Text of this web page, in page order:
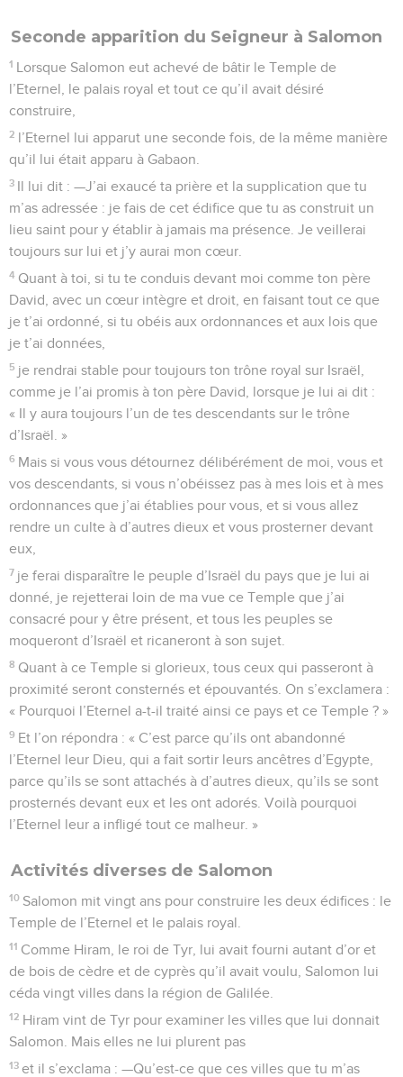
Seconde apparition du Seigneur à Salomon
1 Lorsque Salomon eut achevé de bâtir le Temple de
l’Eternel, le palais royal et tout ce qu’il avait désiré
construire,
2 l’Eternel lui apparut une seconde fois, de la même manière
qu’il lui était apparu à Gabaon.
3 Il lui dit : —J’ai exaucé ta prière et la supplication que tu
m’as adressée : je fais de cet édifice que tu as construit un
lieu saint pour y établir à jamais ma présence. Je veillerai
toujours sur lui et j’y aurai mon cœur.
4 Quant à toi, si tu te conduis devant moi comme ton père
David, avec un cœur intègre et droit, en faisant tout ce que
je t’ai ordonné, si tu obéis aux ordonnances et aux lois que
je t’ai données,
5 je rendrai stable pour toujours ton trône royal sur Israël,
comme je l’ai promis à ton père David, lorsque je lui ai dit :
« Il y aura toujours l’un de tes descendants sur le trône
d’Israël. »
6 Mais si vous vous détournez délibérément de moi, vous et
vos descendants, si vous n’obéissez pas à mes lois et à mes
ordonnances que j’ai établies pour vous, et si vous allez
rendre un culte à d’autres dieux et vous prosterner devant
eux,
7 je ferai disparaître le peuple d’Israël du pays que je lui ai
donné, je rejetterai loin de ma vue ce Temple que j’ai
consacré pour y être présent, et tous les peuples se
moqueront d’Israël et ricaneront à son sujet.
8 Quant à ce Temple si glorieux, tous ceux qui passeront à
proximité seront consternés et épouvantés. On s’exclamera :
« Pourquoi l’Eternel a-t-il traité ainsi ce pays et ce Temple ? »
9 Et l’on répondra : « C’est parce qu’ils ont abandonné
l’Eternel leur Dieu, qui a fait sortir leurs ancêtres d’Egypte,
parce qu’ils se sont attachés à d’autres dieux, qu’ils se sont
prosternés devant eux et les ont adorés. Voilà pourquoi
l’Eternel leur a infligé tout ce malheur. »
Activités diverses de Salomon
10 Salomon mit vingt ans pour construire les deux édifices : le
Temple de l’Eternel et le palais royal.
11 Comme Hiram, le roi de Tyr, lui avait fourni autant d’or et
de bois de cèdre et de cyprès qu’il avait voulu, Salomon lui
céda vingt villes dans la région de Galilée.
12 Hiram vint de Tyr pour examiner les villes que lui donnait
Salomon. Mais elles ne lui plurent pas
13 et il s’exclama : —Qu’est-ce que ces villes que tu m’as